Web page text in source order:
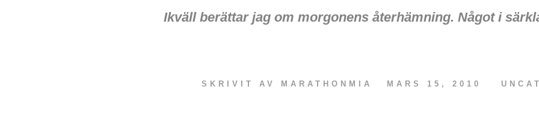
Ikväll berättar jag om morgonens återhämning. Något i
SKRIVIT AV MARATHONMIA MARS 15, 2010